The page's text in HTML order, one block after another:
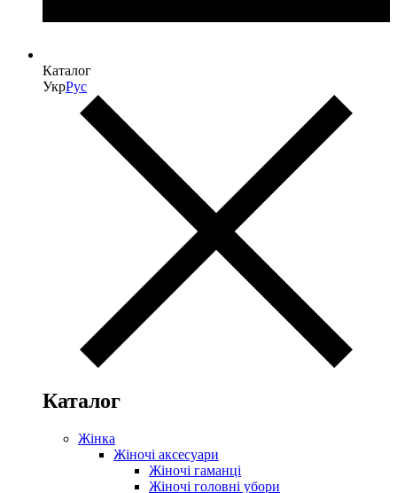
Каталог
УкрРус
Каталог
Жінка
Жіночі аксесуари
Жіночі гаманці
Жіночі головні убори